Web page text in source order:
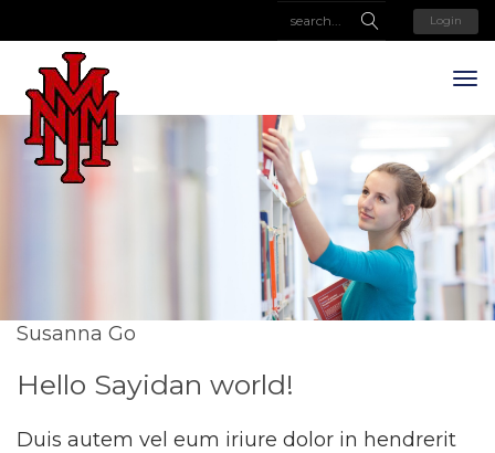
Login
Susanna Go
Hello Sayidan world!
Duis autem vel eum iriure dolor in hendrerit